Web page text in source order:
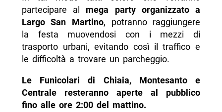
partecipare al mega party organizzato a
Largo San Martino, potranno raggiungere
la festa muovendosi con i mezzi di
trasporto urbani, evitando così il traffico e
le difficoltà a trovare un parcheggio.
Le Funicolari di Chiaia, Montesanto e
Centrale resteranno aperte al pubblico
fino alle ore 2:00 del mattino.